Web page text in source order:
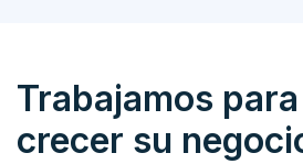
Trabajamos
crecer su